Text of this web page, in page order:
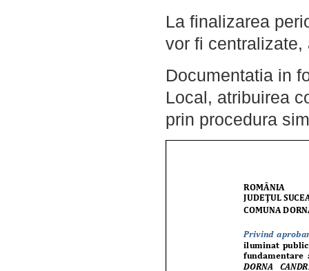
La finalizarea
vor fi
Documentatia in
Local, atribuirea
prin procedura